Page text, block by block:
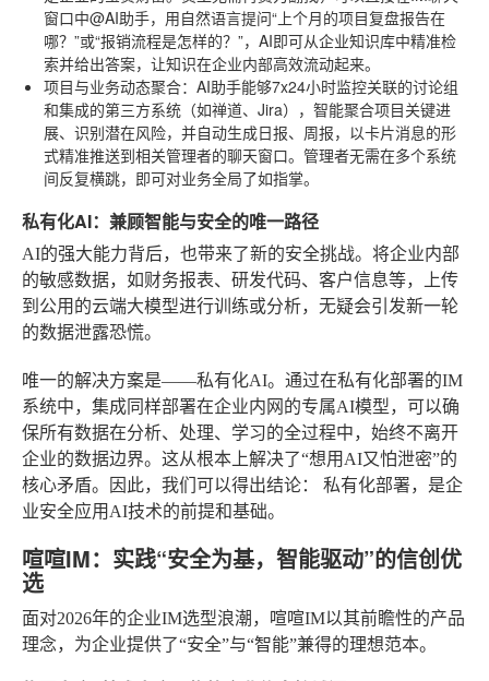
窗口中@AI助手，用自然语言提问“上个月的项目复盘报告在
哪？”或“报销流程是怎样的？”，AI即可从企业知识库中精准检
索并给出答案，让知识在企业内部高效流动起来。
项目与业务动态聚合：AI助手能够7x24小时监控关联的讨论组
和集成的第三方系统（如禅道、Jira），智能聚合项目关键进
展、识别潜在风险，并自动生成日报、周报，以卡片消息的形
式精准推送到相关管理者的聊天窗口。管理者无需在多个系统
间反复横跳，即可对业务全局了如指掌。
私有化AI：兼顾智能与安全的唯一路径
AI的强大能力背后，也带来了新的安全挑战。将企业内部
的敏感数据，如财务报表、研发代码、客户信息等，上传
到公用的云端大模型进行训练或分析，无疑会引发新一轮
的数据泄露恐慌。
唯一的解决方案是——私有化AI。通过在私有化部署的IM
系统中，集成同样部署在企业内网的专属AI模型，可以确
保所有数据在分析、处理、学习的全过程中，始终不离开
企业的数据边界。这从根本上解决了“想用AI又怕泄密”的
核心矛盾。因此，我们可以得出结论： 私有化部署，是企
业安全应用AI技术的前提和基础。
喧喧IM：实践“安全为基，智能驱动”的信创优
选
面对2026年的企业IM选型浪潮，喧喧IM以其前瞻性的产品
理念，为企业提供了“安全”与“智能”兼得的理想范本。